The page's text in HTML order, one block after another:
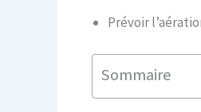
Prévoir
Sommaire